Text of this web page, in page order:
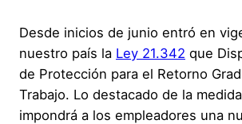
Desde inicios de junio entró en
nuestro país la Ley 21.342 que
de Protección para el Retorno
Trabajo. Lo destacado de la
impondrá a los empleadores una